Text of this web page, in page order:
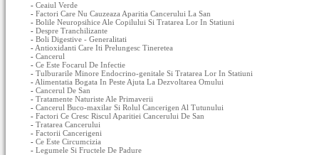
- Ceaiul Verde
- Factori Care Nu Cauzeaza Aparitia Cancerului La San
- Bolile Neuropsihice Ale Copilului Si Tratarea Lor In Statiuni
- Despre Tranchilizante
- Boli Digestive - Generalitati
- Antioxidanti Care Iti Prelungesc Tineretea
- Cancerul
- Ce Este Focarul De Infectie
- Tulburarile Minore Endocrino-genitale Si Tratarea Lor In Statiuni
- Alimentatia Bogata In Peste Ajuta La Dezvoltarea Omului
- Cancerul De San
- Tratamente Naturiste Ale Primaverii
- Cancerul Buco-maxilar Si Rolul Cancerigen Al Tutunului
- Factori Ce Cresc Riscul Aparitiei Cancerului De San
- Tratarea Cancerului
- Factorii Cancerigeni
- Ce Este Circumcizia
- Legumele Si Fructele De Padure